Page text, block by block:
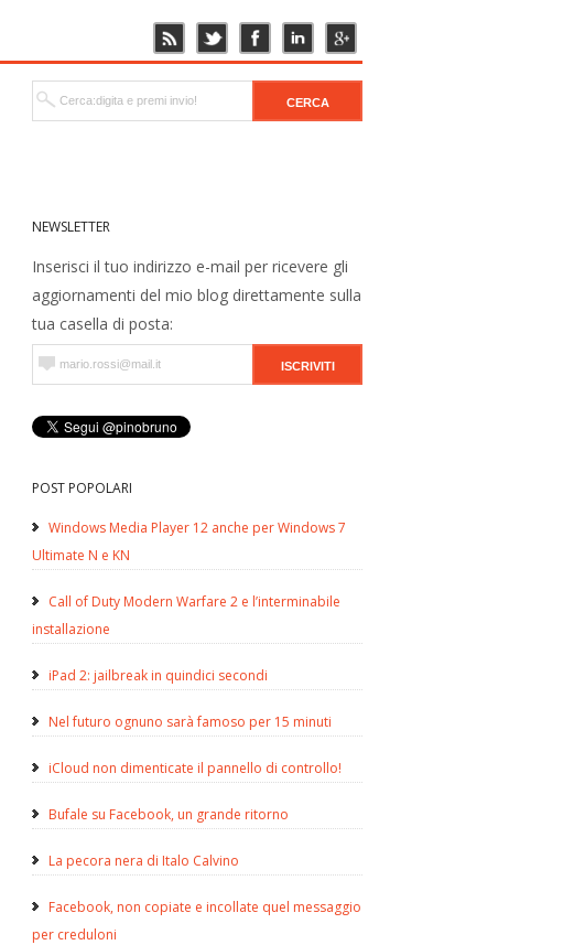
NEWSLETTER
Inserisci il tuo indirizzo e-mail per ricevere gli
aggiornamenti del mio blog direttamente sulla
tua casella di posta:
POST POPOLARI
Windows Media Player 12 anche per Windows 7
Ultimate N e KN
Call of Duty Modern Warfare 2 e l’interminabile
installazione
iPad 2: jailbreak in quindici secondi
Nel futuro ognuno sarà famoso per 15 minuti
iCloud non dimenticate il pannello di controllo!
Bufale su Facebook, un grande ritorno
La pecora nera di Italo Calvino
Facebook, non copiate e incollate quel messaggio
per creduloni